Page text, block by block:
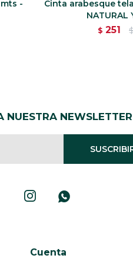
-
Cinta arabesque
NATURAL
$ 251
NUESTRA NEWSLETTER
 
Cuenta